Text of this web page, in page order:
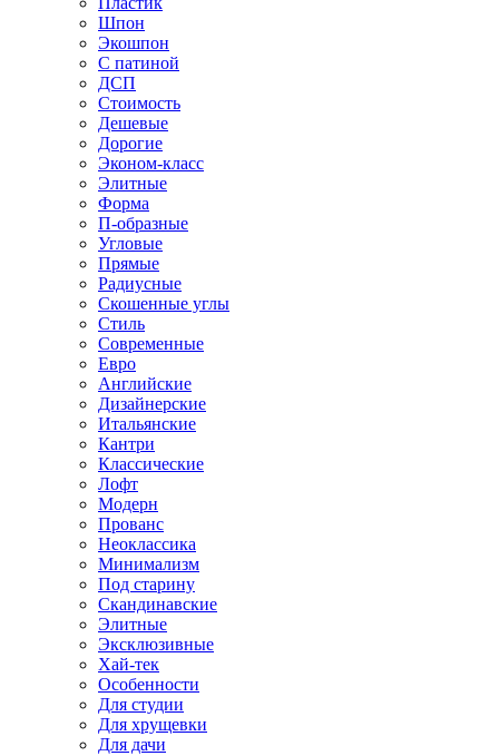
Шпон
Экошпон
С патиной
ДСП
Стоимость
Дешевые
Дорогие
Эконом-класс
Элитные
Форма
П-образные
Угловые
Прямые
Радиусные
Скошенные углы
Стиль
Современные
Евро
Английские
Дизайнерские
Итальянские
Кантри
Классические
Лофт
Модерн
Прованс
Неоклассика
Минимализм
Под старину
Скандинавские
Элитные
Эксклюзивные
Хай-тек
Особенности
Для студии
Для хрущевки
Для дачи